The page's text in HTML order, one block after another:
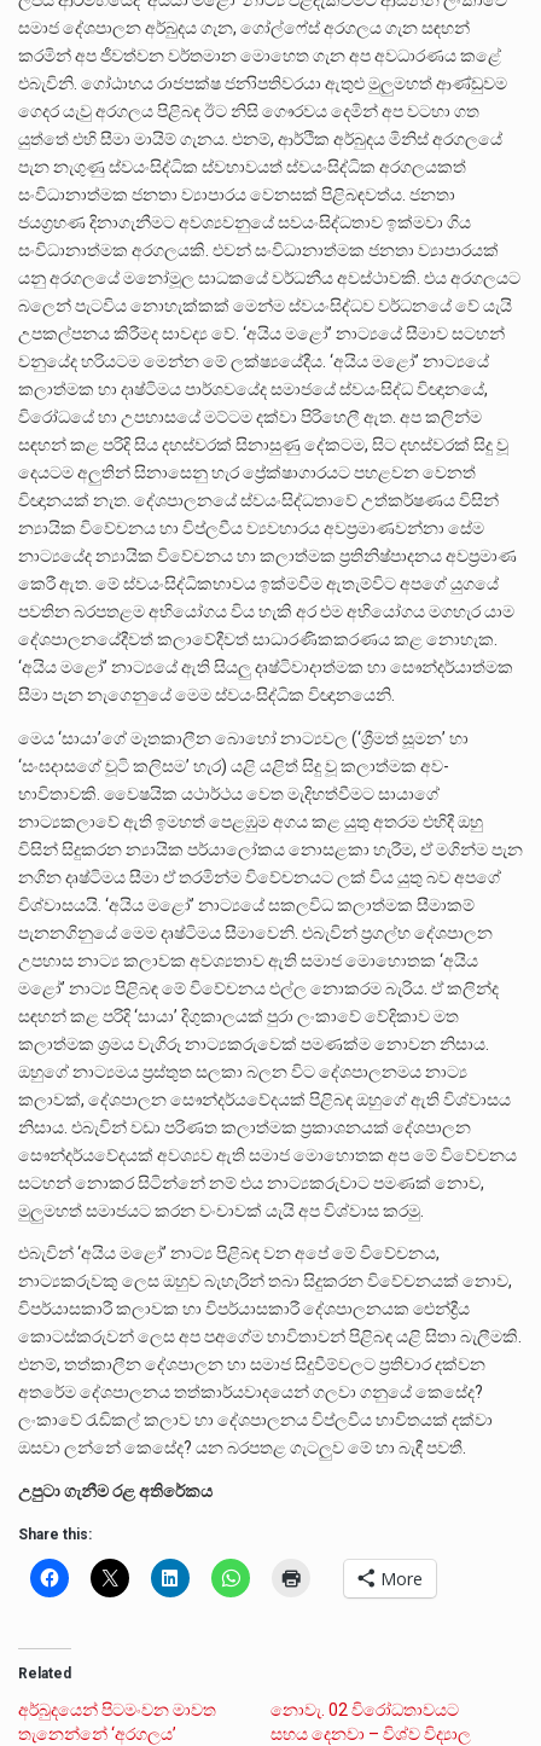
සමාජ දේශපාලන අර්බුදය ගැන, ගෝල්ෆේස් අරගලය ගැන සඳහන්
කරමින් අප ජීවත්වන වර්තමාන මොහෙත ගැන අප අවධාරණය කළේ
එබැවිනි. ගෝඨාභය රාජපක්ෂ ජනාිපතිවරයා ඇතුළු මුලුමහත් ආණ්ඩුවම
ගෙදර යැවු අරගලය පිළිබඳ ඊට නිසි ගෞරවය දෙමින් අප වටහා ගත
යුත්තේ එහි සීමා මායිම් ගැනය. එනම්, ආර්ථික අර්බුදය මිනිස් අරගලයේ
පැන නැගුණු ස්වයංසිද්ධික ස්වභාවයත් ස්වයංසිද්ධික අරගලයකත්
සංවිධානාත්මක ජනතා ව්‍යාපාරය වෙනසක් පිළිබඳවත්ය. ජනතා
ජයග්‍රහණ දිනාගැනීමට අවශ්‍යවනුයේ සවයංසිද්ධතාව ඉක්මවා ගිය
සංවිධානාත්මක අරගලයකි. එවන් සංවිධානාත්මක ජනතා ව්‍යාපාරයක්
යනු අරගලයේ මනෝමූල සාධකයේ වර්ධනීය අවස්ථාවකි. එය අරගලයට
බලෙන් පැටවිය නොහැක්කක් මෙන්ම ස්වයංසිද්ධව වර්ධනයේ වේ යැයි
උපකල්පනය කිරීමද සාවද්‍ය වේ. ‘අයිය මළෝ’ නාට්‍යයේ සීමාව සටහන්
වනුයේද හරියටම මෙන්න මේ ලක්ෂ්‍යයේදීය. ‘අයිය මළෝ’ නාට්‍යයේ
කලාත්මක හා දෘෂ්ටිමය පාර්ශවයේද සමාජයේ ස්වයංසිද්ධ විඥානයේ,
විරෝධයේ හා උපහාසයේ මට්ටම දක්වා පිරිහෙලී ඇත. අප කලින්ම
සඳහන් කළ පරිදි සිය දහස්වරක් සිනාසුණු දේකටම, සිට දහස්වරක් සිදු වූ
දෙයටම අලුතින් සිනාසෙනු හැර ප්‍රේක්ෂාගාරයට පහළවන වෙනත්
විඥානයක් නැත. දේශපාලනයේ ස්වයංසිද්ධතාවේ උත්කර්ෂණය විසින්
න්‍යායික විවේචනය හා විප්ලවීය ව්‍යවහාරය අවප්‍රමාණවන්නා සේම
නාට්‍යයේද න්‍යායික විවේචනය හා කලාත්මක ප්‍රතිනිෂ්පාදනය අවප්‍රමාණ
කෙරී ඇත. මේ ස්වයංසිද්ධිකභාවය ඉක්මවීම ඇතැම්විට අපගේ යුගයේ
පවතින බරපතළම අභියෝගය විය හැකි අර එම අභියෝගය මගහැර යාම
දේශපාලනයේදීවත් කලාවේදීවත් සාධාරණිකකරණය කළ නොහැක.
‘අයිය මළෝ’ නාට්‍යයේ ඇති සියලු දෘෂ්ටිවාදාත්මක හා සෞන්දර්යාත්මක
සීමා පැන නැගෙනුයේ මෙම ස්වයංසිද්ධික විඥානයෙනි.
මෙය ‘සායා’ගේ මෑතකාලීන බොහෝ නාට්‍යවල (‘ශ්‍රීමත් සූමන’ හා
‘සංඝදාසගේ චූටි කලිසම’ හැර) යළි යළිත් සිදු වූ කලාත්මක අව-
භාවිතාවකි. වෛෂයික යථාර්ථය වෙත මැදිහත්වීමට සායාගේ
නාට්‍යකලාවේ ඇති ඉමහත් පෙළඹුම අගය කළ යුතු අතරම එහිදී ඔහු
විසින් සිදුකරන න්‍යායික පර්යාලෝකය නොසළකා හැරීම, ඒ මගින්ම පැන
නගින දෘෂ්ටිමය සීමා ඒ තරමින්ම විවේචනයට ලක් විය යුතු බව අපගේ
විශ්වාසයයි. ‘අයිය මළෝ’ නාට්‍යයේ සකලවිධ කලාත්මක සීමාකම්
පැනනගිනුයේ මෙම දෘෂ්ටිමය සීමාවෙනි. එබැවින් ප්‍රගල්භ දේශපාලන
උපහාස නාට්‍ය කලාවක අවශ්‍යතාව ඇති සමාජ මොහොතක ‘අයිය
මළෝ’ නාට්‍ය පිළිබඳ මේ විවේචනය එල්ල නොකරම බැරිය. ඒ කලින්ද
සඳහන් කළ පරිදි ‘සායා’ දිගුකාලයක් පුරා ලංකාවේ වේදිකාව මත
කලාත්මක ශ්‍රමය වැගිරූ නාට්‍යකරුවෙක් පමණක්ම නොවන නිසාය.
ඔහුගේ නාට්‍යමය ප්‍රස්තුත සලකා බලන විට දේශපාලනමය නාට්‍ය
කලාවක්, දේශපාලන සෞන්දර්යවේදයක් පිළිබඳ ඔහුගේ ඇති විශ්වාසය
නිසාය. එබැවින් වඩා පරිණත කලාත්මක ප්‍රකාශනයක් දේශපාලන
සෞන්දර්යවේදයක් අවශ්‍යව ඇති සමාජ මොහොතක අප මේ විවේචනය
සටහන් නොකර සිටින්නේ නම් එය නාට්‍යකරුවාට පමණක් නොව,
මුලුමහත් සමාජයට කරන වංචාවක් යැයි අප විශ්වාස කරමු.
එබැවින් ‘අයිය මළෝ’ නාට්‍ය පිළිබඳ වන අපේ මේ විවේචනය,
නාට්‍යකරුවකු ලෙස ඔහුව බැහැරින් තබා සිදුකරන විවේචනයක් නොව,
විපර්යාසකාරී කලාවක හා විපර්යාසකාරී දේශපාලනයක ඓන්ද්‍රීය
‌කොටස්කරුවන් ලෙස අප පඅගේම භාවිතාවන් පිළිබඳ යළි සිතා බැලීමකි.
එනම්, තත්කාලීන දේශපාලන හා සමාජ සිදුවීම්වලට ප්‍රතිචාර දක්වන
අතරේම දේශපාලනය තත්කාර්යවාදයෙන් ගලවා ගනුයේ කෙසේද?
ලංකාවේ රැඩිකල් කලාව හා දේශපාලනය විප්ලවීය භාවිතයක් දක්වා
ඔසවා ලන්නේ කෙසේද? යන බරපතළ ගැටලුව මේ හා බැඳී පවතී.
උපුටා ගැනීම රළ අතිරේකය
Share this:
More
Related
අර්බුදයෙන් පිටමංවන මාවත
තැනෙන්නේ ‘අරගලය’
නොවැ. 02 විරෝධතාවයට
සහය දෙනවා – විශ්ව විද්‍යාල